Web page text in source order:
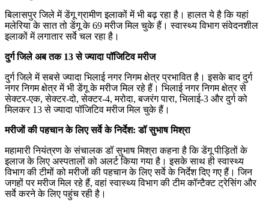
बिलासपुर जिले में डेंगू ग्रामीण इलाकों में भी बढ़ रहा है। हालत ये है कि यहां
मलेरिया के सात तो डेंगू के 69 मरीज मिल चुके हैं। स्वास्थ्य विभाग संवेदनशील
इलाकों में लगातार सर्वे चल रहा है।
दुर्ग जिले अब तक 13 से ज्यादा पॉजिटिव मरीज
दुर्ग जिले में सबसे ज्यादा भिलाई नगर निगम क्षेत्र प्रभावित है। इसके बाद दुर्ग
नगर निगम क्षेत्र में भी डेंगू के मरीज मिल रहे हैं। भिलाई नगर निगम क्षेत्र से
सेक्टर-एक, सेक्टर-दो, सेक्टर-4, मरोदा, बजरंग पारा, भिलाई-3 और दुर्ग को
मिलकर 13 से ज्यादा पॉजिटिव मरीज मिल चुके हैं।
मरीजों की पहचान के लिए सर्वे के निर्देश: डॉ सुभाष मिश्रा
महामारी नियंत्रण के संचालक डॉ सुभाष मिश्रा कहना है कि डेंगू पीड़ितों के
इलाज के लिए अस्पतालों को अलर्ट किया गया है। इसके साथ ही स्वास्थ्य
विभाग की टीमों को मरीजों की पहचान के लिए सर्वे के निर्देश दिए गए हैं। जिन
जगहों पर मरीज मिल रहे हैं, वहां स्वास्थ्य विभाग की टीम कॉन्टैक्ट ट्रेसिंग और
सर्वे करने के लिए पहुंच रही है।